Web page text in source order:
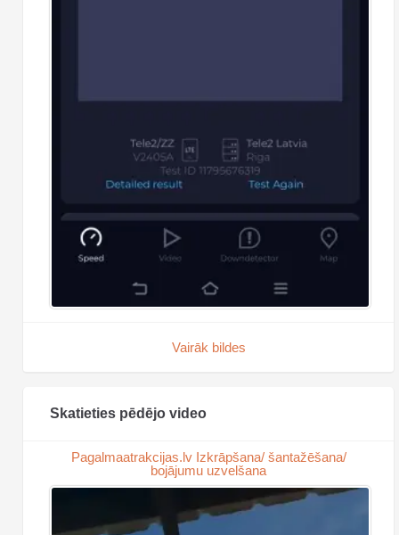
Vairāk bildes
Skatieties pēdējo video
Pagalmaatrakcijas.lv Izkrāpšana/ šantažēšana/
bojājumu uzvelšana